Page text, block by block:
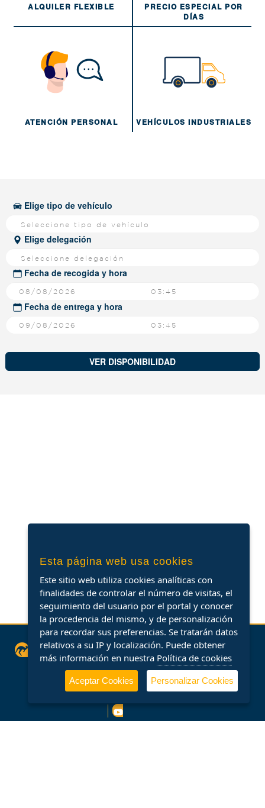
ALQUILER FLEXIBLE
PRECIO ESPECIAL POR
DÍAS
ATENCIÓN PERSONAL VEHÍCULOS INDUSTRIALES
Elige tipo de vehículo
Seleccione tipo de vehículo
Elige delegación
Seleccione delegación
Fecha de recogida y hora
03:45
Fecha de entrega y hora
03:45
VER DISPONIBILIDAD
Síguenos
Esta página web usa cookies
Este sitio web utiliza cookies analíticas con
finalidades de controlar el número de visitas, el
seguimiento del usuario por el portal y conocer
la procedencia del mismo, y de personalización
para recordar sus preferencias. Se tratarán datos
relativos a su IP y localización. Puede obtener
más información en nuestra Política de cookies
Aceptar Cookies Personalizar Cookies